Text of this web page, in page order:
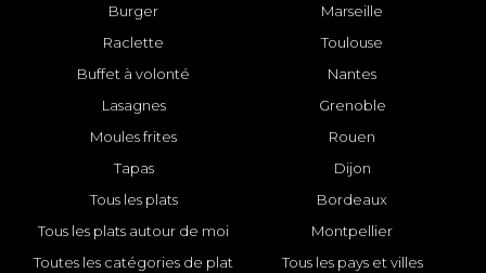
Burger
Raclette
Buffet à volonté
Lasagnes
Moules frites
Tapas
Tous les plats
Tous les plats autour de moi
Toutes les catégories de plat
Marseille
Toulouse
Nantes
Grenoble
Rouen
Dijon
Bordeaux
Montpellier
Tous les pays et villes